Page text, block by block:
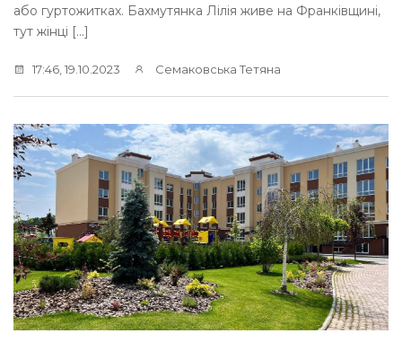
або гуртожитках. Бахмутянка Лілія живе на Франківщині,
тут жінці […]
17:46, 19.10.2023 Семаковська Тетяна